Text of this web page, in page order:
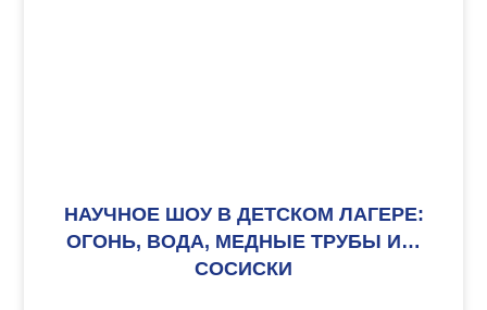
НАУЧНОЕ ШОУ В ДЕТСКОМ ЛАГЕРЕ:
ОГОНЬ, ВОДА, МЕДНЫЕ ТРУБЫ И…
СОСИСКИ